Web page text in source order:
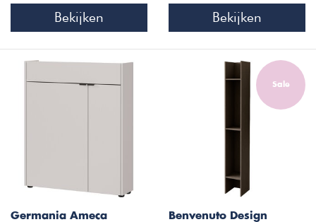
Bekijken Bekijken
Germania Ameca
Sale
Benvenuto Design